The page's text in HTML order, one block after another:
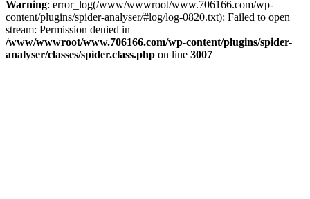
Warning: error_log(/www/wwwroot/www.706166.com/wp-
content/plugins/spider-analyser/#log/log-0820.txt): Failed to open
stream: Permission denied in
/www/wwwroot/www.706166.com/wp-content/plugins/spider-
analyser/classes/spider.class.php on line 3007